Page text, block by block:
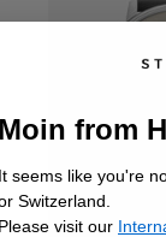
Moin from
It seems like you're
Switzerland.
Please visit our